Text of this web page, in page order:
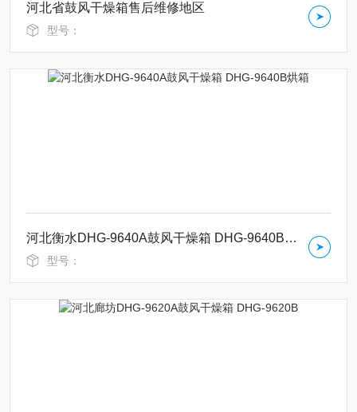
河北省鼓风干燥箱售后维修地区
型号：
河北衡水DHG-9640A鼓风干燥箱 DHG-9640B烘箱
型号：